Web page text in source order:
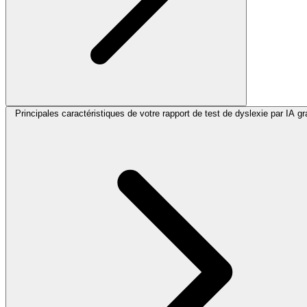
Principales caractéristiques de votre rapport de test de dyslexie par IA